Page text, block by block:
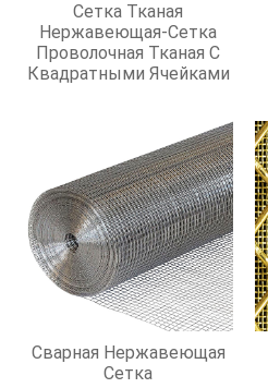
Сетка Тканая
Нержавеющая-Сетка
Проволочная Тканая С
Квадратными Ячейками
Сварная Нержавеющая
Сетка